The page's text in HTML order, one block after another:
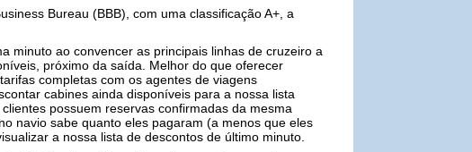
Bureau (BBB), com uma classificação A+, a
minuto ao convencer as principais linhas de cruzeiro a
próximo da saída. Melhor do que oferecer
completas com os agentes de viagens
cabines ainda disponíveis para a nossa lista
possuem reservas confirmadas da mesma
navio sabe quanto eles pagaram (a menos que eles
a nossa lista de descontos de último minuto.